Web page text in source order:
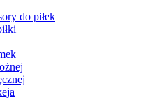
do piłek